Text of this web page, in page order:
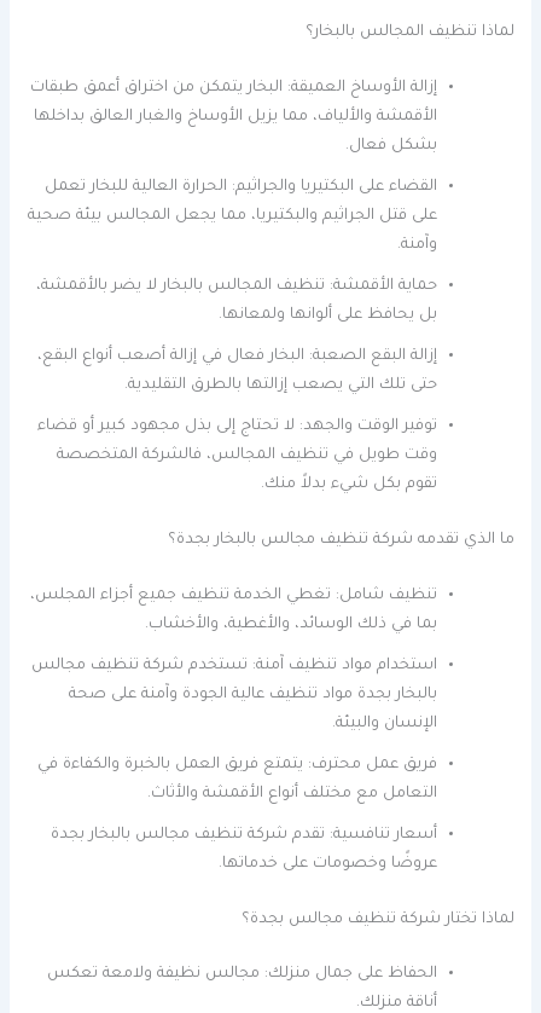
لماذا تنظيف المجالس بالبخار؟
إزالة الأوساخ العميقة: البخار يتمكن من اختراق أعمق طبقات
الأقمشة والألياف، مما يزيل الأوساخ والغبار العالق بداخلها
بشكل فعال.
القضاء على البكتيريا والجراثيم: الحرارة العالية للبخار تعمل
على قتل الجراثيم والبكتيريا، مما يجعل المجالس بيئة صحية
وآمنة.
حماية الأقمشة: تنظيف المجالس بالبخار لا يضر بالأقمشة،
بل يحافظ على ألوانها ولمعانها.
إزالة البقع الصعبة: البخار فعال في إزالة أصعب أنواع البقع،
حتى تلك التي يصعب إزالتها بالطرق التقليدية.
توفير الوقت والجهد: لا تحتاج إلى بذل مجهود كبير أو قضاء
وقت طويل في تنظيف المجالس، فالشركة المتخصصة
تقوم بكل شيء بدلاً منك.
ما الذي تقدمه شركة تنظيف مجالس بالبخار بجدة؟
تنظيف شامل: تغطي الخدمة تنظيف جميع أجزاء المجلس،
بما في ذلك الوسائد، والأغطية، والأخشاب.
استخدام مواد تنظيف آمنة: تستخدم شركة تنظيف مجالس
بالبخار بجدة مواد تنظيف عالية الجودة وآمنة على صحة
الإنسان والبيئة.
فريق عمل محترف: يتمتع فريق العمل بالخبرة والكفاءة في
التعامل مع مختلف أنواع الأقمشة والأثاث.
أسعار تنافسية: تقدم شركة تنظيف مجالس بالبخار بجدة
عروضًا وخصومات على خدماتها.
لماذا تختار شركة تنظيف مجالس بجدة؟
الحفاظ على جمال منزلك: مجالس نظيفة ولامعة تعكس
أناقة منزلك.